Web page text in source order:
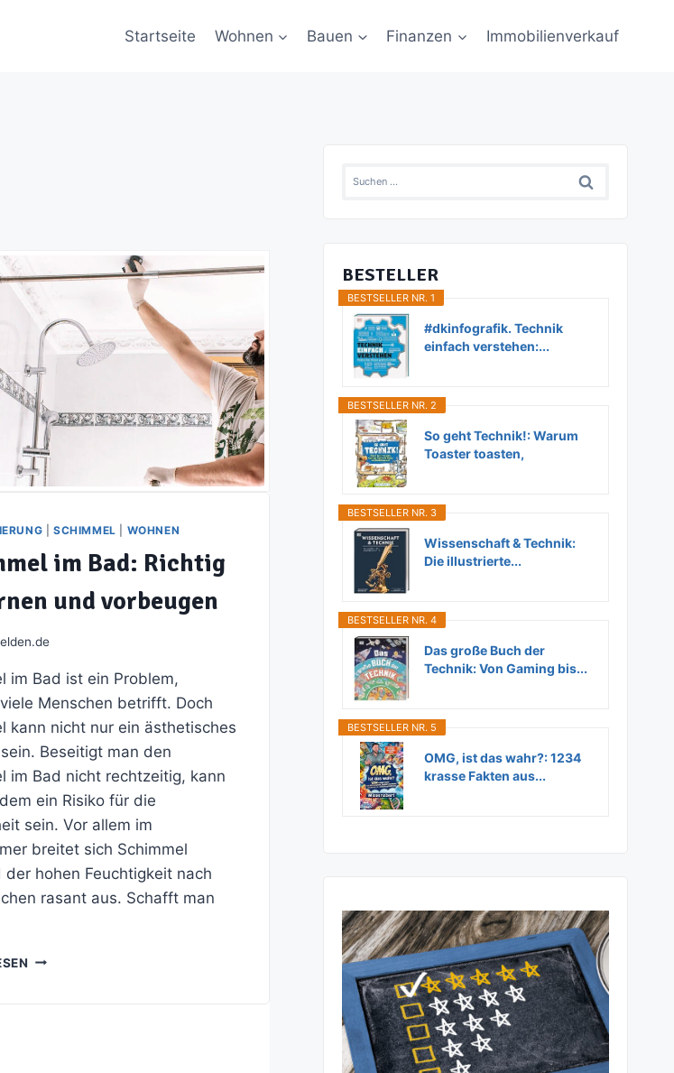
Startseite Wohnen Bauen Finanzen Immobilienverkauf
|SCHIMMEL WOHNEN
im Bad: Richtig
und vorbeugen
im Bad ist ein Problem,
Menschen betrifft. Doch
kann nicht nur ein ästhetisches
Beseitigt man den
im Bad nicht rechtzeitig, kann
ein Risiko für die
sein. Vor allem im
breitet sich Schimmel
der hohen Feuchtigkeit nach
rasant aus. Schafft man
SCHIMMEL
Suchen
BESTELLER
BESTSELLER NR. 1
#dkinfografik. Technik
einfach verstehen:...
BESTSELLER NR. 2
So geht Technik!: Warum
Toaster toasten,
BESTSELLER NR. 3
Wissenschaft & Technik:
Die illustrierte...
BESTSELLER NR. 4
Das große Buch der
Technik: Von Gaming bis...
BESTSELLER NR. 5
OMG, ist das wahr?: 1234
krasse Fakten aus...